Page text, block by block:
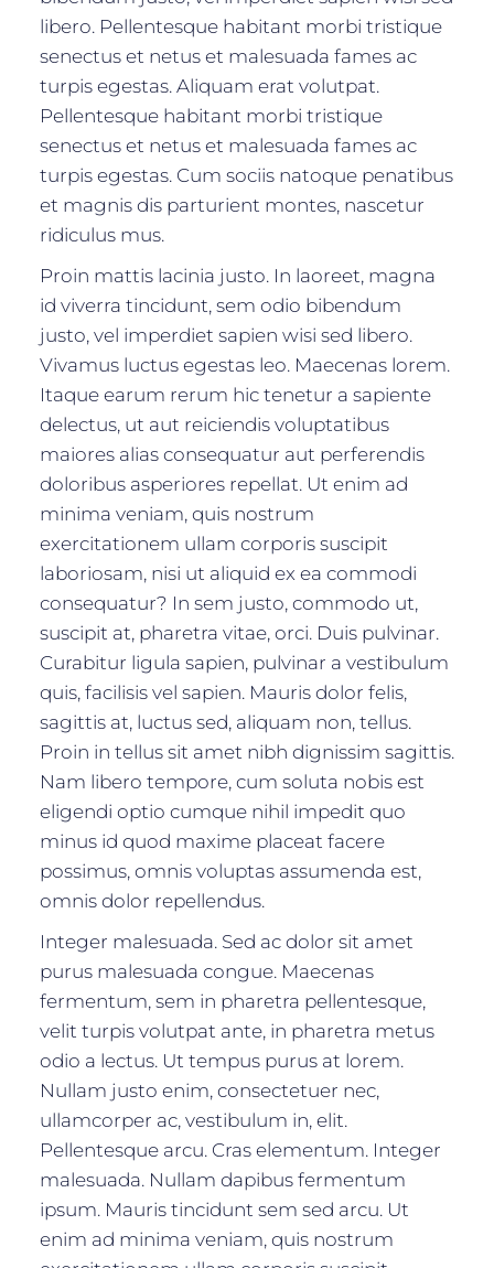
libero. Pellentesque habitant morbi tristique
senectus et netus et malesuada fames ac
turpis egestas. Aliquam erat volutpat.
Pellentesque habitant morbi tristique
senectus et netus et malesuada fames ac
turpis egestas. Cum sociis natoque penatibus
et magnis dis parturient montes, nascetur
ridiculus mus.
Proin mattis lacinia justo. In laoreet, magna
id viverra tincidunt, sem odio bibendum
justo, vel imperdiet sapien wisi sed libero.
Vivamus luctus egestas leo. Maecenas lorem.
Itaque earum rerum hic tenetur a sapiente
delectus, ut aut reiciendis voluptatibus
maiores alias consequatur aut perferendis
doloribus asperiores repellat. Ut enim ad
minima veniam, quis nostrum
exercitationem ullam corporis suscipit
laboriosam, nisi ut aliquid ex ea commodi
consequatur? In sem justo, commodo ut,
suscipit at, pharetra vitae, orci. Duis pulvinar.
Curabitur ligula sapien, pulvinar a vestibulum
quis, facilisis vel sapien. Mauris dolor felis,
sagittis at, luctus sed, aliquam non, tellus.
Proin in tellus sit amet nibh dignissim sagittis.
Nam libero tempore, cum soluta nobis est
eligendi optio cumque nihil impedit quo
minus id quod maxime placeat facere
possimus, omnis voluptas assumenda est,
omnis dolor repellendus.
Integer malesuada. Sed ac dolor sit amet
purus malesuada congue. Maecenas
fermentum, sem in pharetra pellentesque,
velit turpis volutpat ante, in pharetra metus
odio a lectus. Ut tempus purus at lorem.
Nullam justo enim, consectetuer nec,
ullamcorper ac, vestibulum in, elit.
Pellentesque arcu. Cras elementum. Integer
malesuada. Nullam dapibus fermentum
ipsum. Mauris tincidunt sem sed arcu. Ut
enim ad minima veniam, quis nostrum